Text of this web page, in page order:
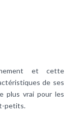
et cette
de ses
plus vrai pour les
petits.